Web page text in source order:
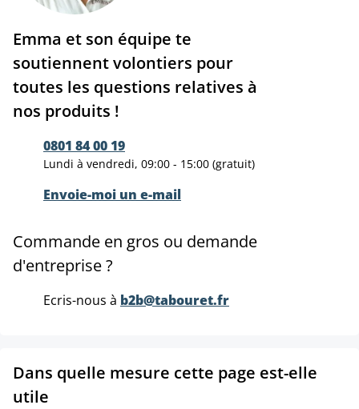
Emma et son équipe te
soutiennent volontiers pour
toutes les questions relatives à
nos produits !
0801 84 00 19
Lundi à vendredi, 09:00 - 15:00 (gratuit)
Envoie-moi un e-mail
Commande en gros ou demande
d'entreprise ?
Ecris-nous à b2b@tabouret.fr
Dans quelle mesure cette page est-elle
utile